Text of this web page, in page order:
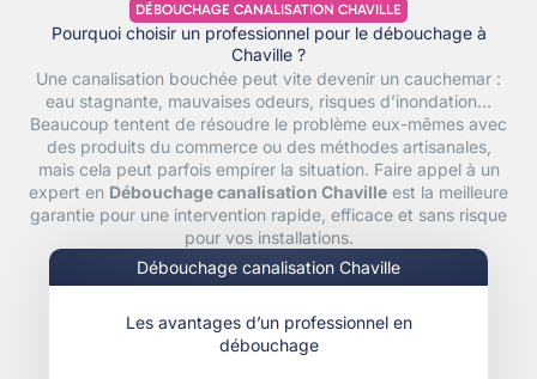
DÉBOUCHAGE CANALISATION CHAVILLE
Pourquoi choisir un professionnel pour le débouchage à
Chaville ?
Une canalisation bouchée peut vite devenir un cauchemar :
eau stagnante, mauvaises odeurs, risques d’inondation…
Beaucoup tentent de résoudre le problème eux-mêmes avec
des produits du commerce ou des méthodes artisanales,
mais cela peut parfois empirer la situation. Faire appel à un
expert en Débouchage canalisation Chaville est la meilleure
garantie pour une intervention rapide, efficace et sans risque
pour vos installations.
Débouchage canalisation Chaville
Les avantages d’un professionnel en
débouchage